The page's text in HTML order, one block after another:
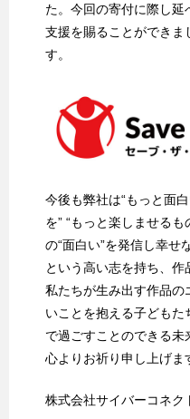
た。今回の寄付に際し
支援を賜ることができま
す。
今後も弊社は“もっと面
を” “もっと楽しませる
の“面白い”を発信し幸せ
という高い志を持ち、作
私たちが生み出す作品の
いことを抱える子ども
で過ごすことのできる
心よりお祈り申し上げま
株式会社サイバーコネク